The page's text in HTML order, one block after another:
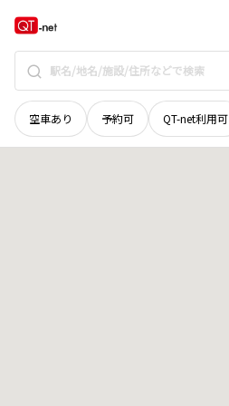
空車あり 予約可 QT-net利用可
茨城県